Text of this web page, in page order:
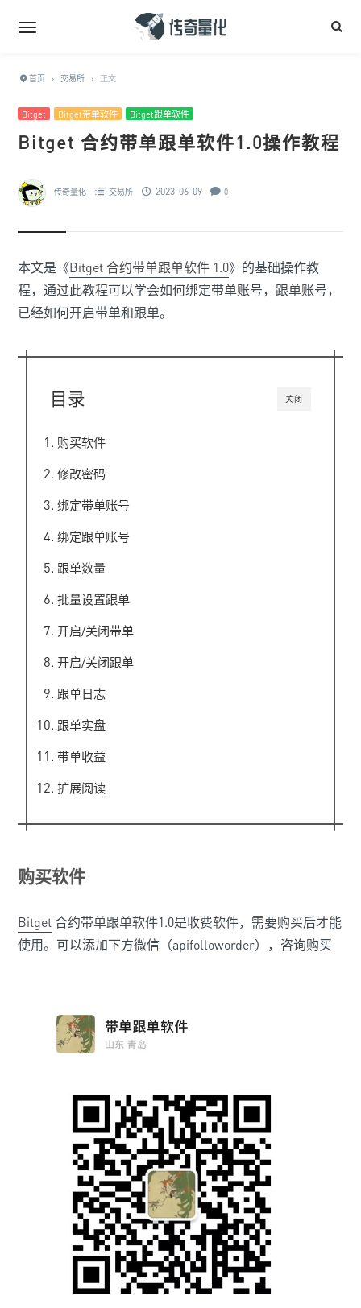
首页 › 交易所 › 正文
Bitget Bitget带单软件 Bitget跟单软件
Bitget 合约带单跟单软件1.0操作教程
传奇量化 交易所 2023-06-09 0
本文是《Bitget 合约带单跟单软件 1.0》的基础操作教
程，通过此教程可以学会如何绑定带单账号，跟单账号，
已经如何开启带单和跟单。
关闭
目录
购买软件
修改密码
绑定带单账号
绑定跟单账号
跟单数量
批量设置跟单
开启/关闭带单
开启/关闭跟单
跟单日志
跟单实盘
带单收益
扩展阅读
购买软件
Bitget 合约带单跟单软件1.0是收费软件，需要购买后才能
使用。可以添加下方微信（apifolloworder），咨询购买